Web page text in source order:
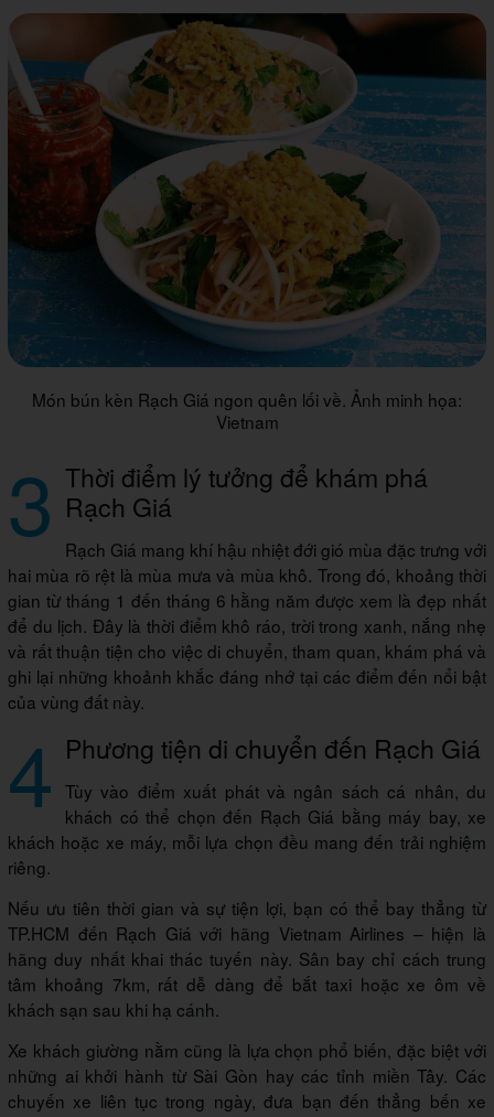
Món bún kèn Rạch Giá ngon quên lối về. Ảnh minh họa:
Vietnam
3 Thời điểm lý tưởng để khám phá
Rạch Giá
Rạch Giá mang khí hậu nhiệt đới gió mùa đặc trưng với
hai mùa rõ rệt là mùa mưa và mùa khô. Trong đó, khoảng thời
gian từ tháng 1 đến tháng 6 hằng năm được xem là đẹp nhất
để du lịch. Đây là thời điểm khô ráo, trời trong xanh, nắng nhẹ
và rất thuận tiện cho việc di chuyển, tham quan, khám phá và
ghi lại những khoảnh khắc đáng nhớ tại các điểm đến nổi bật
của vùng đất này.
4 Phương tiện di chuyển đến Rạch Giá
Tùy vào điểm xuất phát và ngân sách cá nhân, du
khách có thể chọn đến Rạch Giá bằng máy bay, xe
khách hoặc xe máy, mỗi lựa chọn đều mang đến trải nghiệm
riêng.
Nếu ưu tiên thời gian và sự tiện lợi, bạn có thể bay thẳng từ
TP.HCM đến Rạch Giá với hãng Vietnam Airlines – hiện là
hãng duy nhất khai thác tuyến này. Sân bay chỉ cách trung
tâm khoảng 7km, rất dễ dàng để bắt taxi hoặc xe ôm về
khách sạn sau khi hạ cánh.
Xe khách giường nằm cũng là lựa chọn phổ biến, đặc biệt với
những ai khởi hành từ Sài Gòn hay các tỉnh miền Tây. Các
chuyến xe liên tục trong ngày, đưa bạn đến thẳng bến xe